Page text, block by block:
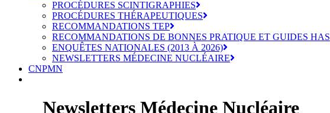
PROCÉDURES SCINTIGRAPHIES
PROCÉDURES THÉRAPEUTIQUES
RECOMMANDATIONS TEP
RECOMMANDATIONS DE BONNES PRATIQUE ET GUIDES HAS
ENQUÊTES NATIONALES (2013 À 2026)
NEWSLETTERS MÉDECINE NUCLÉAIRE
CNPMN
Newsletters Médecine Nucléaire